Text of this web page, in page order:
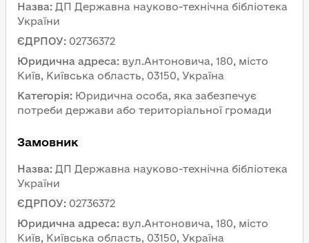
Назва: ДП Державна науково-технічна бібліотека
України
ЄДРПОУ: 02736372
Юридична адреса: вул.Антоновича, 180, місто
Київ, Київська область, 03150, Україна
Категорія: Юридична особа, яка забезпечує
потреби держави або територіальної громади
Замовник
Назва: ДП Державна науково-технічна бібліотека
України
ЄДРПОУ: 02736372
Юридична адреса: вул.Антоновича, 180, місто
Київ, Київська область, 03150, Україна